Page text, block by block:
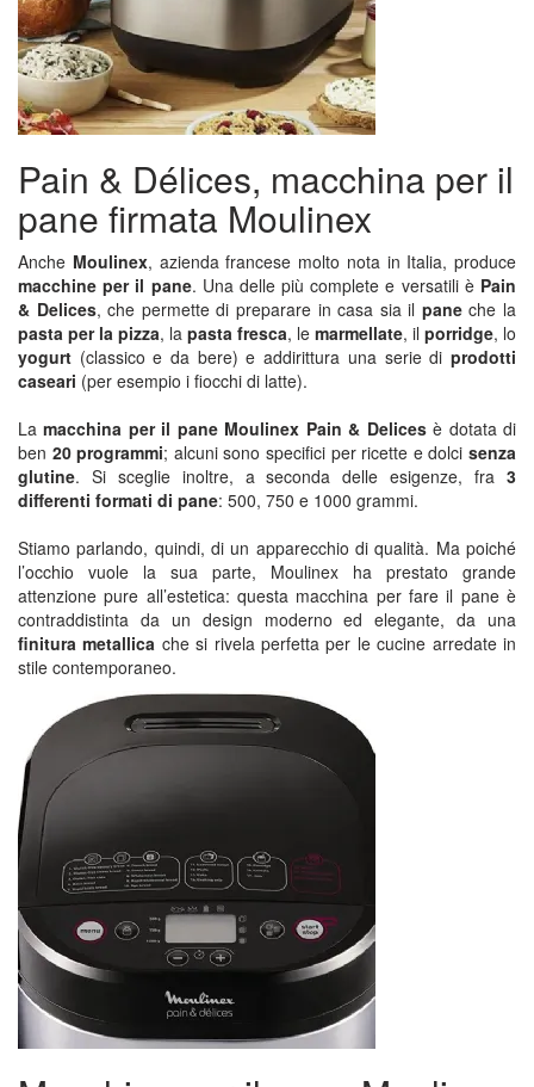
Pain & Délices, macchina per il
pane firmata Moulinex
Anche Moulinex, azienda francese molto nota in Italia, produce
macchine per il pane. Una delle più complete e versatili è Pain
& Delices, che permette di preparare in casa sia il paneche la
pasta per la pizza, la pasta fresca, le marmellate, il porridge, lo
yogurt (classico e da bere) e addirittura una serie di prodotti
caseari (per esempio i fiocchi di latte).
Lamacchina per il pane Moulinex Pain & Delicesè dotata di
ben 20 programmi; alcuni sono specifici per ricette e dolcisenza
glutine. Si sceglie inoltre, a seconda delle esigenze, fra 3
differenti formati di pane: 500, 750 e 1000 grammi.
Stiamo parlando, quindi, di un apparecchio di qualità. Ma poiché
l’occhio vuole la sua parte, Moulinex ha prestato grande
attenzione pure all’estetica: questa macchina per fare il pane è
contraddistinta da un design moderno ed elegante, da una
finitura metallica che si rivela perfetta per le cucine arredate in
stile contemporaneo.